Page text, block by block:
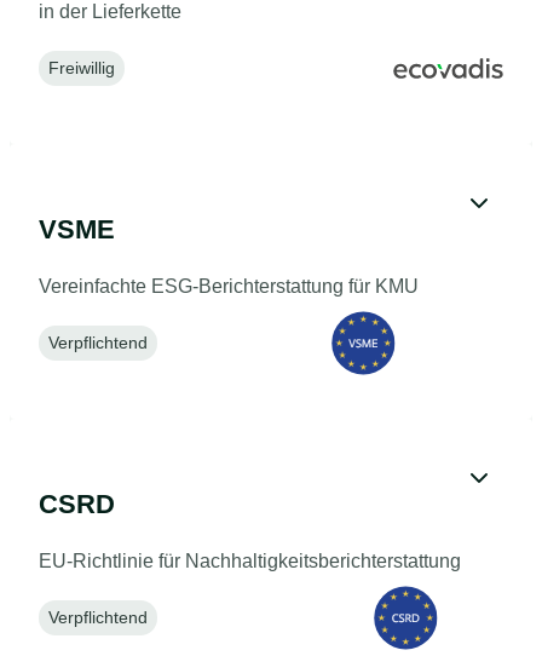
in der Lieferkette
Freiwillig
VSME
Vereinfachte ESG-Berichterstattung für KMU
Verpflichtend
CSRD
EU-Richtlinie für Nachhaltigkeitsberichterstattung
Verpflichtend